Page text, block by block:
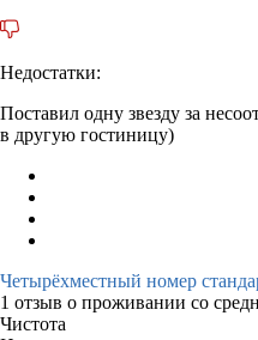
Недостатки:
Поставил одну звезду за
в другую гостиницу)
Четырёхместный номер
1 отзыв о проживании со
Чистота